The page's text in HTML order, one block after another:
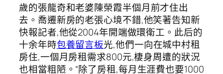
歲的張龍奇和老婆陳榮霞半個月前才住出
去。喬遷新房的老張心境不錯,他笑著告知新
快報記者,他從2004年開端做環衛工。此后的
十余年時包養留言板光,他們一向在城中村租
房住,一個月房租需求800元,棲身周遭的狀況
也相當粗陋。“除了房租,每月生涯費也要1000